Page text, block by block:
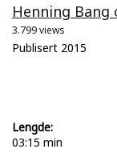
Henning
3.799 views
Publisert 2015
Lengde:
03:15 min